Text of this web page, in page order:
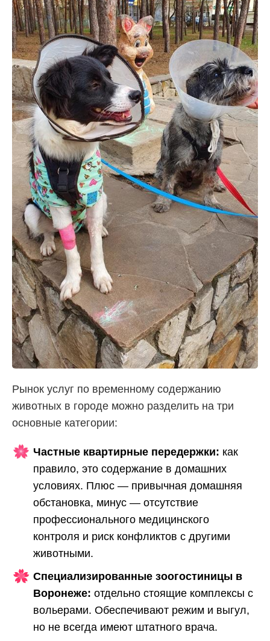
Рынок услуг по временному содержанию
животных в городе можно разделить на три
основные категории:
Частные квартирные передержки: как
правило, это содержание в домашних
условиях. Плюс — привычная домашняя
обстановка, минус — отсутствие
профессионального медицинского
контроля и риск конфликтов с другими
животными.
Специализированные зоогостиницы в
Воронеже: отдельно стоящие комплексы с
вольерами. Обеспечивают режим и выгул,
но не всегда имеют штатного врача.